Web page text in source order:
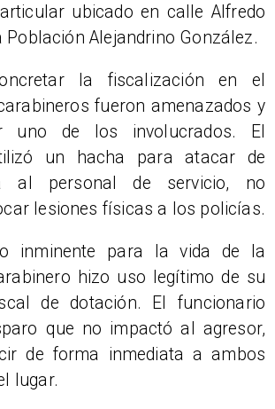
ubicado en calle Alfredo
Alejandrino González.
la fiscalización en el
fueron amenazados y
uno de los involucrados. El
un hacha para atacar de
al personal de servicio, no
lesiones físicas a los policías.
inminente para la vida de la
hizo uso legítimo de su
de dotación. El funcionario
que no impactó al agresor,
de forma inmediata a ambos
lugar.